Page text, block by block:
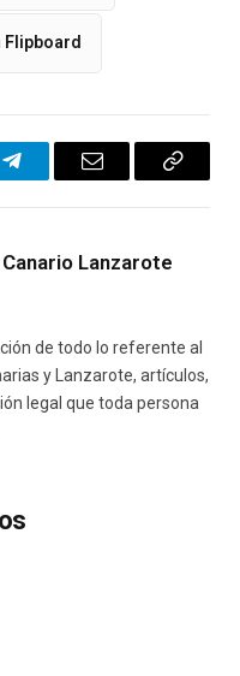
Flipboard
TelegramEmail
Copy
Lanzarote
de todo lo referente al
y Lanzarote, artículos,
legal que toda persona